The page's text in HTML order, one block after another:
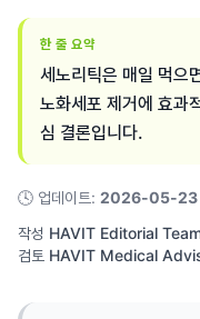
한 줄 요약
세노리틱은 매일 먹으
노화세포 제거에 효
심 결론입니다.
🕓 업데이트: 2026-05-23
작성 HAVIT Editorial
검토 HAVIT Medical